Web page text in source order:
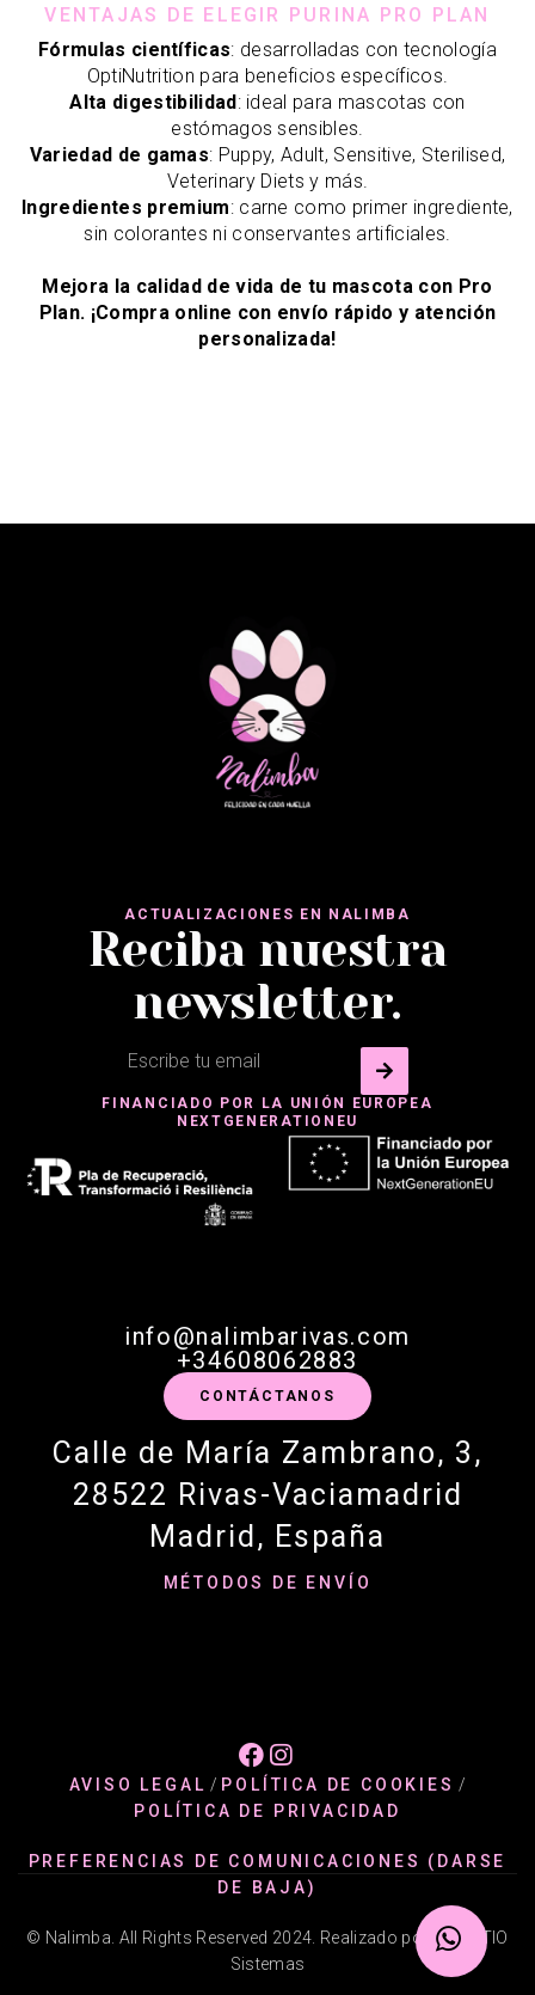
VENTAJAS DE ELEGIR PURINA PRO PLAN
Fórmulas científicas: desarrolladas con tecnología
OptiNutrition para beneficios específicos.
Alta digestibilidad: ideal para mascotas con
estómagos sensibles.
Variedad de gamas: Puppy, Adult, Sensitive, Sterilised,
Veterinary Diets y más.
Ingredientes premium: carne como primer ingrediente,
sin colorantes ni conservantes artificiales.
Mejora la calidad de vida de tu mascota con Pro
Plan. ¡Compra online con envío rápido y atención
personalizada!
ACTUALIZACIONES EN NALIMBA
Reciba nuestra
newsletter.
FINANCIADO POR LA UNIÓN EUROPEA
NEXTGENERATIONEU
info@nalimbarivas.com
+34608062883
CONTÁCTANOS
Calle de María Zambrano, 3,
28522 Rivas-Vaciamadrid
Madrid, España
MÉTODOS DE ENVÍO
AVISO LEGAL / POLÍTICA DE COOKIES /
POLÍTICA DE PRIVACIDAD
PREFERENCIAS DE COMUNICACIONES (DARSE
DE BAJA)
© Nalimba. All Rights Reserved 2024. Realizado por @ADATIO
Sistemas
 